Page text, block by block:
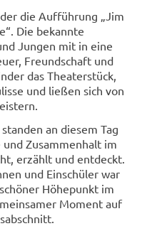
die Aufführung „Jim
Die bekannte
Jungen mit in eine
Freundschaft und
das Theaterstück,
und ließen sich von
an diesem Tag
Zusammenhalt im
erzählt und entdeckt.
und Einschüler war
Höhepunkt im
Moment auf